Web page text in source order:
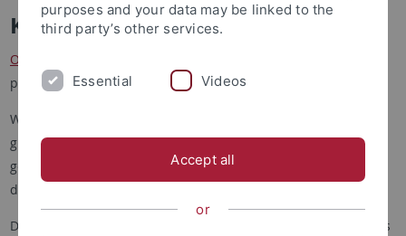
Katalog
Offizieller Katalog
per Dropdown-Menü auf Abteilungsebene möglich.
Wichtig: aus technischen Gründen sind unsere Bestände
grundsätzlich mit "Präsenzbestand" / "Benutzung vor Ort"
gekennzeichnet. Das trifft aber nur auf einen kleinen Teil zu,
der größte Teil ist vor Ort und per Fernleihe entleihbar!
Die Katalogisierungsregeln des Verbundes schreiben vor, dass
purposes and your data may be linked to the
third party’s other services.
Essential Videos
Accept all
or